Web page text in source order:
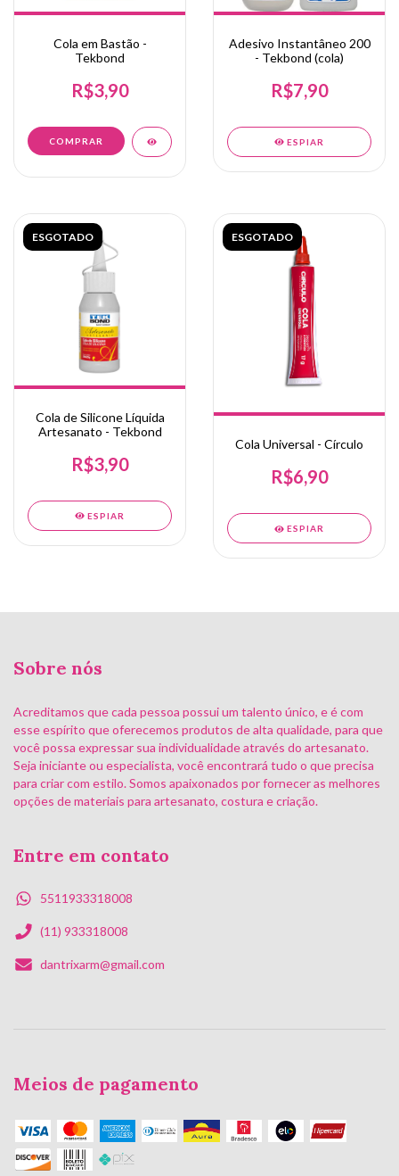
Cola em Bastão -
Tekbond
R$3,90
Adesivo Instantâneo 200
- Tekbond (cola)
R$7,90
ESPIAR
ESGOTADO
Cola de Silicone Líquida
Artesanato - Tekbond
R$3,90
ESPIAR
ESGOTADO
Cola Universal - Círculo
R$6,90
ESPIAR
Sobre nós
Acreditamos que cada pessoa possui um talento único, e é com
esse espírito que oferecemos produtos de alta qualidade, para que
você possa expressar sua individualidade através do artesanato.
Seja iniciante ou especialista, você encontrará tudo o que precisa
para criar com estilo. Somos apaixonados por fornecer as melhores
opções de materiais para artesanato, costura e criação.
Entre em contato
5511933318008
(11) 933318008
dantrixarm@gmail.com
Meios de pagamento